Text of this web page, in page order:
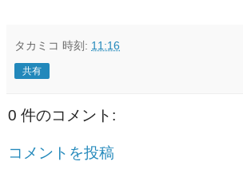
タカミコ 時刻: 11:16
共有
0 件のコメント:
コメントを投稿